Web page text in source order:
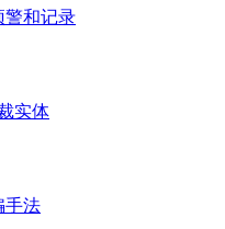
警和记录
实体
手法